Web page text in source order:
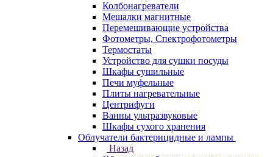
Колбонагреватели
Мешалки магнитные
Перемешивающие устройства
Фотометры, Спектрофотометры
Термостаты
Устройство для сушки посуды
Шкафы сушильные
Печи муфельные
Плиты нагревательные
Центрифуги
Ванны ультразвуковые
Шкафы сухого хранения
Облучатели бактерицидные и лампы
Назад